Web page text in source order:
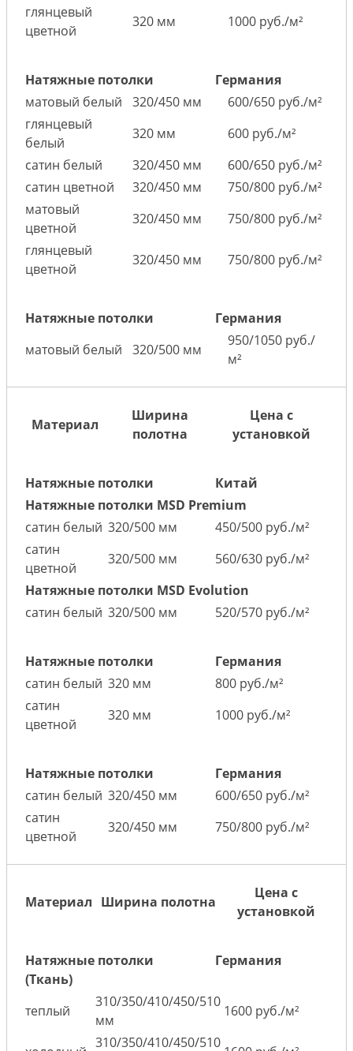
глянцевый
цветной
320 мм 1000 руб./м²
Натяжные потолки
Германия
матовый белый
320/450 мм
600/650 руб./м²
глянцевый
белый
320 мм
600 руб./м²
сатин белый
320/450 мм
600/650 руб./м²
сатин цветной
320/450 мм
750/800 руб./м²
матовый
цветной
320/450 мм
750/800 руб./м²
глянцевый
цветной
320/450 мм 750/800 руб./м²
Натяжные потолки
Германия
матовый белый
320/500 мм
950/1050 руб./
м²
Материал
Ширина
полотна
Цена с
установкой
Натяжные потолки
Китай
Натяжные потолки MSD Premium
сатин белый 320/500 мм
450/500 руб./м²
сатин
цветной
320/500 мм
560/630 руб./м²
Натяжные потолки MSD Evolution
сатин белый 320/500 мм 520/570 руб./м²
Натяжные потолки
Германия
сатин белый 320 мм
800 руб./м²
сатин
цветной
320 мм 1000 руб./м²
Натяжные потолки
Германия
сатин белый 320/450 мм
600/650 руб./м²
сатин
цветной
320/450 мм 750/800 руб./м²
Материал Ширина полотна
Цена с
установкой
Натяжные потолки
Германия
(Ткань)
теплый
310/350/410/450/510
мм
1600 руб./м²
310/350/410/450/510